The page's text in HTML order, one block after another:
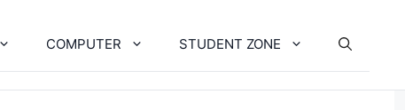
COMPUTER STUDENT ZONE